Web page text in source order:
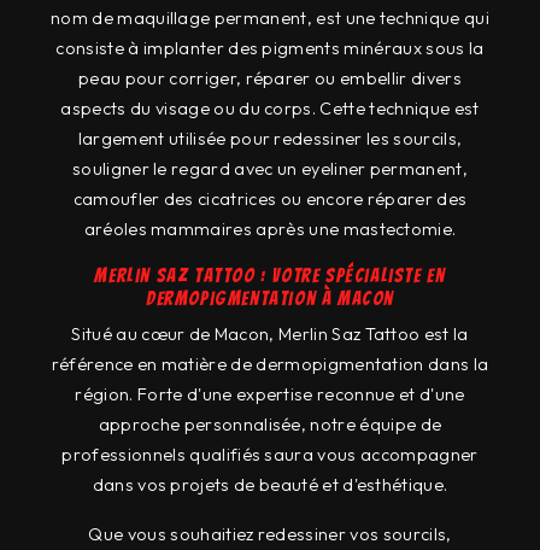
nom de maquillage permanent, est une technique qui
consiste à implanter des pigments minéraux sous la
peau pour corriger, réparer ou embellir divers
aspects du visage ou du corps. Cette technique est
largement utilisée pour redessiner les sourcils,
souligner le regard avec un eyeliner permanent,
camoufler des cicatrices ou encore réparer des
aréoles mammaires après une mastectomie.
Merlin Saz Tattoo : Votre spécialiste en
dermopigmentation à Macon
Situé au cœur de Macon, Merlin Saz Tattoo est la
référence en matière de dermopigmentation dans la
région. Forte d'une expertise reconnue et d'une
approche personnalisée, notre équipe de
professionnels qualifiés saura vous accompagner
dans vos projets de beauté et d'esthétique.
Que vous souhaitiez redessiner vos sourcils,